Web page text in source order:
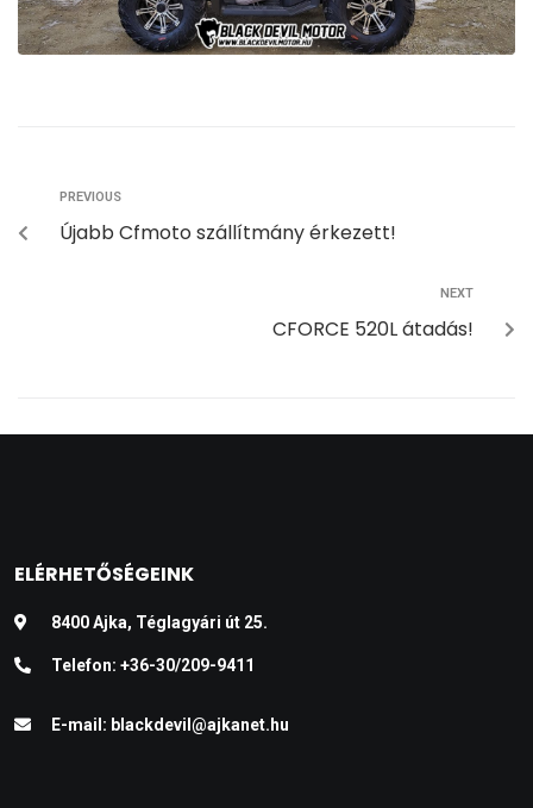
PREVIOUS
Újabb Cfmoto szállítmány érkezett!
NEXT
CFORCE 520L átadás!
ELÉRHETŐSÉGEINK
8400 Ajka, Téglagyári út 25.
Telefon: +36-30/209-9411
E-mail: blackdevil@ajkanet.hu